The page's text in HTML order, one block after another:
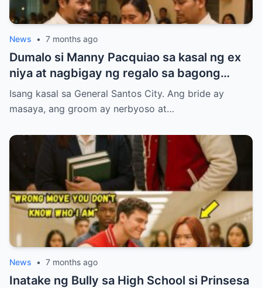
News • 7 months ago
Dumalo si Manny Pacquiao sa kasal ng ex
niya at nagbigay ng regalo sa bagong
kasal.
Isang kasal sa General Santos City. Ang bride ay
masaya, ang groom ay nerbyoso at…
News • 7 months ago
Inatake ng Bully sa High School si Prinsesa